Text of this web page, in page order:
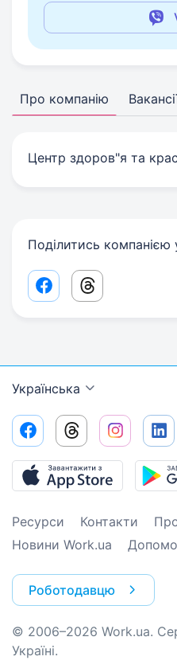
Про компанію
Центр здоров"я та
Поділитись
Facebook share link
Threads share
Українська
Ресурси Контакти
Новини Work.ua
Роботодавцю
© 2006–2026 Work.ua.
Україні.